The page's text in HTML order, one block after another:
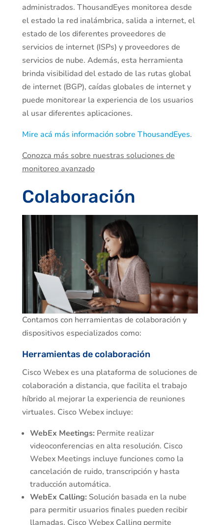
administrados. ThousandEyes monitorea desde
el estado la red inalámbrica, salida a internet, el
estado de los diferentes proveedores de
servicios de internet (ISPs) y proveedores de
servicios de nube. Además, esta herramienta
brinda visibilidad del estado de las rutas global
de internet (BGP), caídas globales de internet y
puede monitorear la experiencia de los usuarios
al usar diferentes aplicaciones.
Mire acá más información sobre ThousandEyes.
Conozca más sobre nuestras soluciones de
monitoreo avanzado
Colaboración
Contamos con herramientas de colaboración y
dispositivos especializados como:
Herramientas de colaboración
Cisco Webex es una plataforma de soluciones de
colaboración a distancia, que facilita el trabajo
híbrido al mejorar la experiencia de reuniones
virtuales. Cisco Webex incluye:
WebEx Meetings: Permite realizar
videoconferencias en alta resolución. Cisco
Webex Meetings incluye funciones como la
cancelación de ruido, transcripción y hasta
traducción automática.
WebEx Calling: Solución basada en la nube
para permitir usuarios finales pueden recibir
llamadas. Cisco Webex Calling permite